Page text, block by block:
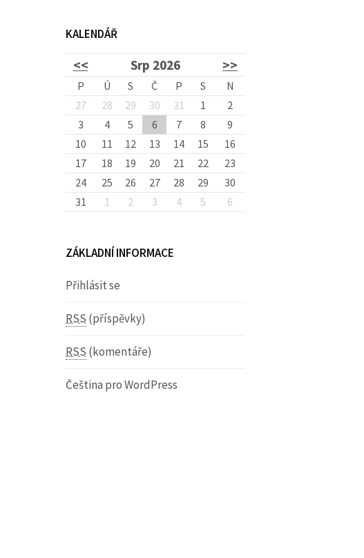
n
í
KALENDÁŘ
<< Srp 2026 >>
P Ú S Č P S
N
27
28 29 30 31 1
2
3
4 5 6 7 8
9
10
11 12 13 14 15
16
17
18 19 20 21 22
23
24
25 26 27 28 29
30
31
1 2 3 4 5 6
ZÁKLADNÍ INFORMACE
Přihlásit se
RSS (příspěvky)
RSS (komentáře)
Čeština pro WordPress